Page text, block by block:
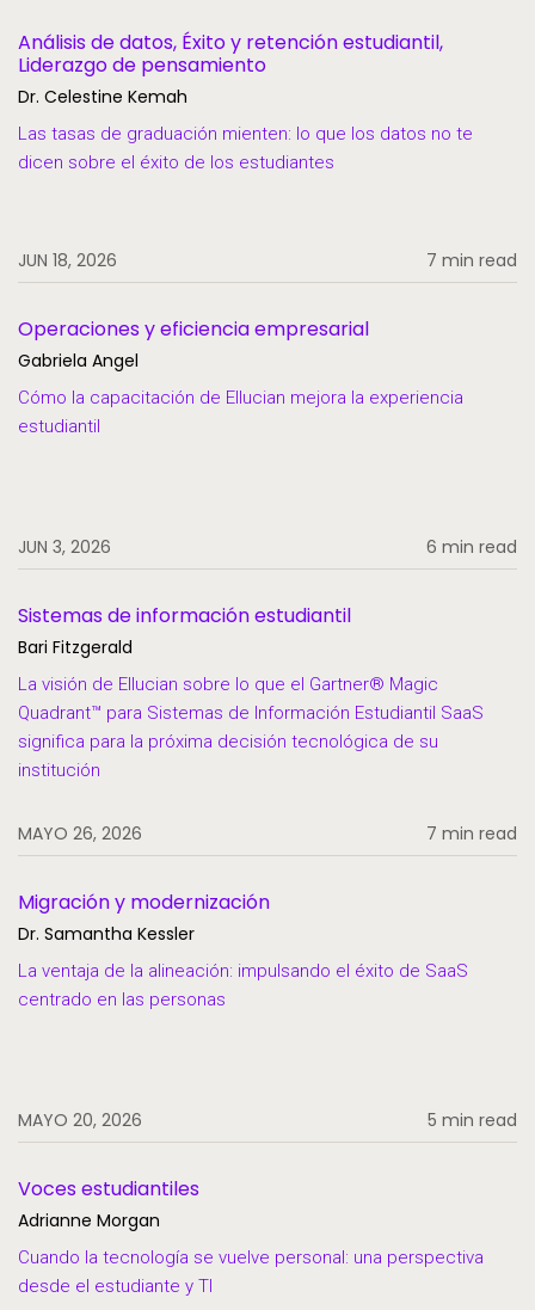
Análisis de datos, Éxito y retención estudiantil,
Liderazgo de pensamiento
Dr. Celestine Kemah
Las tasas de graduación mienten: lo que los datos no te
dicen sobre el éxito de los estudiantes
JUN 18, 2026 7 min read
Operaciones y eficiencia empresarial
Gabriela Angel
Cómo la capacitación de Ellucian mejora la experiencia
estudiantil
JUN 3, 2026 6 min read
Sistemas de información estudiantil
Bari Fitzgerald
La visión de Ellucian sobre lo que el Gartner® Magic
Quadrant™ para Sistemas de Información Estudiantil SaaS
significa para la próxima decisión tecnológica de su
institución
MAYO 26, 2026 7 min read
Migración y modernización
Dr. Samantha Kessler
La ventaja de la alineación: impulsando el éxito de SaaS
centrado en las personas
MAYO 20, 2026 5 min read
Voces estudiantiles
Adrianne Morgan
Cuando la tecnología se vuelve personal: una perspectiva
desde el estudiante y TI